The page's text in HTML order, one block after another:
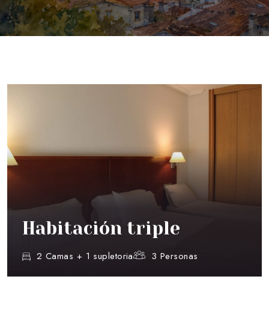
Habitación triple
2 Camas + 1 supletoria 3 Personas